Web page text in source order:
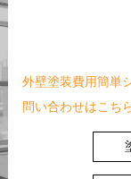
外壁塗装費用簡単
問い合わせはこち